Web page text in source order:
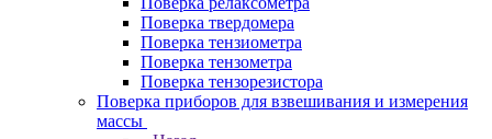
Поверка твердомера
Поверка тензиометра
Поверка тензометра
Поверка тензорезистора
Поверка приборов для взвешивания и измерения
массы